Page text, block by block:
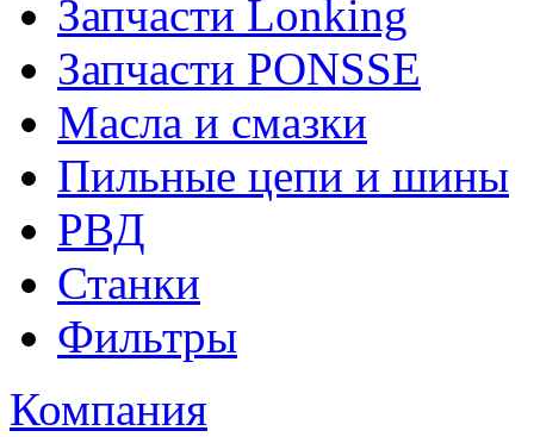
Запчасти Lonking
Запчасти PONSSE
Масла и смазки
Пильные цепи и шины
РВД
Станки
Фильтры
Компания